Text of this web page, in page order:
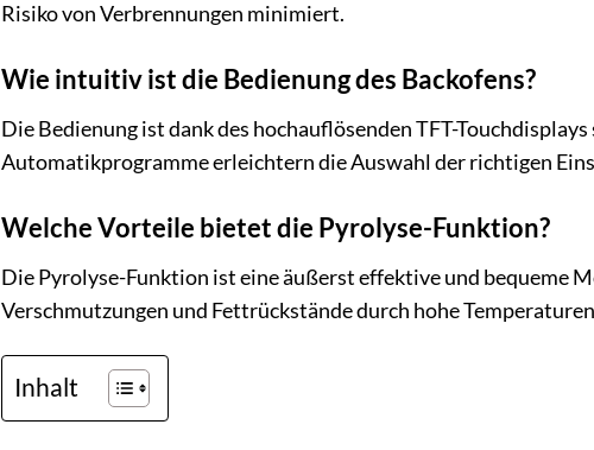
Risiko von Verbrennungen minimiert.
Wie intuitiv ist die Bedienung des Backofens?
Die Bedienung ist dank des hochauflösenden TFT-
Automatikprogramme erleichtern die Auswahl der richtigen
Welche Vorteile bietet die Pyrolyse-Funktion?
Die Pyrolyse-Funktion ist eine äußerst effektive und bequeme
Verschmutzungen und Fettrückstände durch hohe
Inhalt